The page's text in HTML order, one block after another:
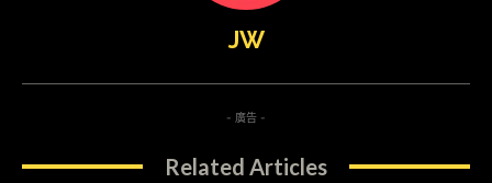
JW
- 廣告 -
Related Articles